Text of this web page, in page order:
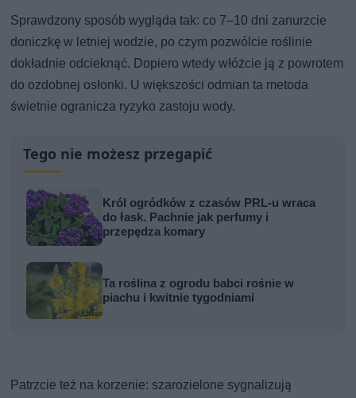
Sprawdzony sposób wygląda tak: co 7–10 dni zanurzcie
doniczkę w letniej wodzie, po czym pozwólcie roślinie
dokładnie odcieknąć. Dopiero wtedy włóżcie ją z powrotem
do ozdobnej osłonki. U większości odmian ta metoda
świetnie ogranicza ryzyko zastoju wody.
Tego nie możesz przegapić
Król ogródków z czasów PRL-u wraca
do łask. Pachnie jak perfumy i
przepędza komary
Ta roślina z ogrodu babci rośnie w
piachu i kwitnie tygodniami
Patrzcie też na korzenie: szarozielone sygnalizują